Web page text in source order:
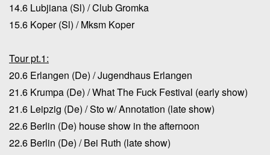
14.6 Lubjiana (Sl) / Club Gromka
15.6 Koper (Sl) / Mksm Koper
Tour pt.1:
20.6 Erlangen (De) / Jugendhaus Erlangen
21.6 Krumpa (De) / What The Fuck Festival (early show)
21.6 Leipzig (De) / Sto w/ Annotation (late show)
22.6 Berlin (De) house show in the afternoon
22.6 Berlin (De) / Bei Ruth (late show)